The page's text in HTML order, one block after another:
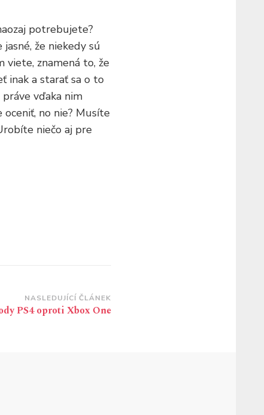
potrebujete?
že niekedy sú
viete, znamená to, že
inak a starať sa o to
vďaka nim
no nie? Musíte
niečo aj pre
NASLEDUJÍCÍ ČLÁNEK
PS4 oproti Xbox One